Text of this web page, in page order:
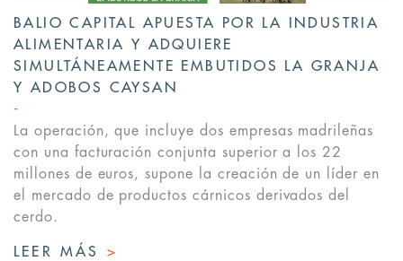
BALIO CAPITAL APUESTA POR LA INDUSTRIA
ALIMENTARIA Y ADQUIERE
SIMULTÁNEAMENTE EMBUTIDOS LA GRANJA
Y ADOBOS CAYSAN
La operación, que incluye dos empresas madrileñas
con una facturación conjunta superior a los 22
millones de euros, supone la creación de un líder en
el mercado de productos cárnicos derivados del
cerdo.
LEER MÁS >